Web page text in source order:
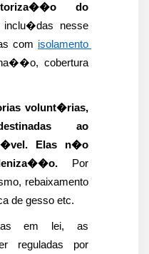
do
nesse
com isolamento
cobertura
volunt�rias,
ao
Elas n�o
Por
rebaixamento
de gesso etc.
em lei, as
reguladas por